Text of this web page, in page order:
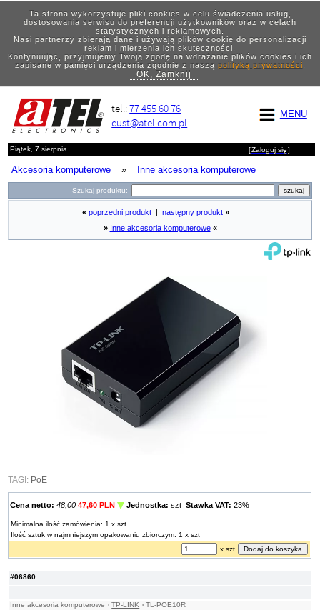
Ta strona wykorzystuje pliki cookies w celu świadczenia usług,
dostosowania serwisu do preferencji użytkowników oraz w celach
statystycznych i reklamowych.
Nasi partnerzy zbierają dane i używają plików cookie do personalizacji
reklam i mierzenia ich skuteczności.
Kontynuując, przyjmujemy Twoją zgodę na wdrażanie plików cookies i ich
zapisane w pamięci urządzenia zgodnie z naszą polityką prywatności.
OK, Zamknij
MENU
tel.:77 455 60 76 |
cust@atel.com.pl
Piątek, 7 sierpnia [Zaloguj się]
Akcesoria komputerowe » Inne akcesoria komputerowe
Szukaj produktu:
#06860
Inne akcesoria komputerowe ›TP-LINK ›TL-POE10R
« poprzedni produkt następny produkt »
» Inne akcesoria komputerowe «
TAGI: PoE
Cena netto: 48,00 47,60 PLN Jednostka: sztStawka VAT: 23%
Minimalna ilość zamówienia: 1 x szt
Ilość sztuk w najmniejszym opakowaniu zbiorczym: 1 x szt
x szt